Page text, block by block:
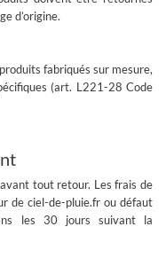
d’origine.
fabriqués sur mesure,
(art. L221-28 Code
tout retour. Les frais de
de ciel-de-pluie.fr ou défaut
les 30 jours suivant la